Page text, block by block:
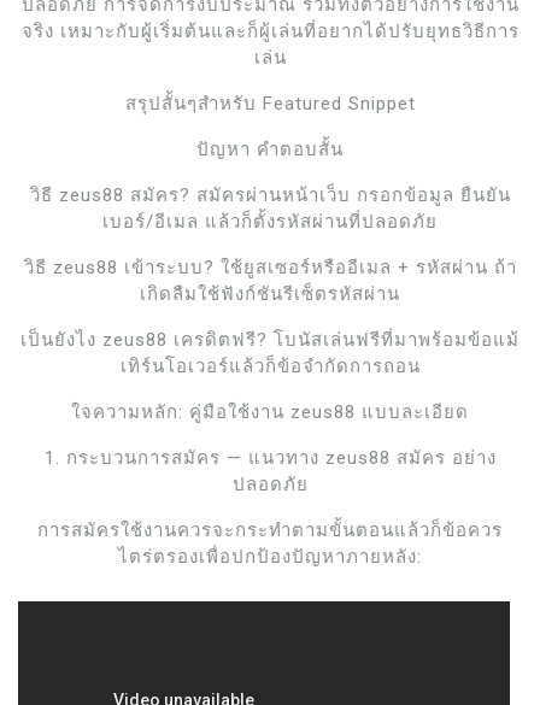
จริง เหมาะกับผู้เริ่มต้นและก็ผู้เล่นที่อยากได้ปรับยุทธวิธีการ
เล่น
สรุปสั้นๆสำหรับ Featured Snippet
ปัญหา คำตอบสั้น
วิธี zeus88 สมัคร? สมัครผ่านหน้าเว็บ กรอกข้อมูล ยืนยัน
เบอร์/อีเมล แล้วก็ตั้งรหัสผ่านที่ปลอดภัย
วิธี zeus88 เข้าระบบ? ใช้ยูสเซอร์หรืออีเมล + รหัสผ่าน ถ้า
เกิดลืมใช้ฟังก์ชันรีเซ็ตรหัสผ่าน
เป็นยังไง zeus88 เครดิตฟรี? โบนัสเล่นฟรีที่มาพร้อมข้อแม้
เทิร์นโอเวอร์แล้วก็ข้อจำกัดการถอน
ใจความหลัก: คู่มือใช้งาน zeus88 แบบละเอียด
1. กระบวนการสมัคร — แนวทาง zeus88 สมัคร อย่าง
ปลอดภัย
การสมัครใช้งานควรจะกระทำตามขั้นตอนแล้วก็ข้อควร
ไตร่ตรองเพื่อปกป้องปัญหาภายหลัง: